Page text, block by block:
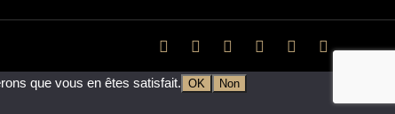
que vous en êtes satisfait. OK
Non